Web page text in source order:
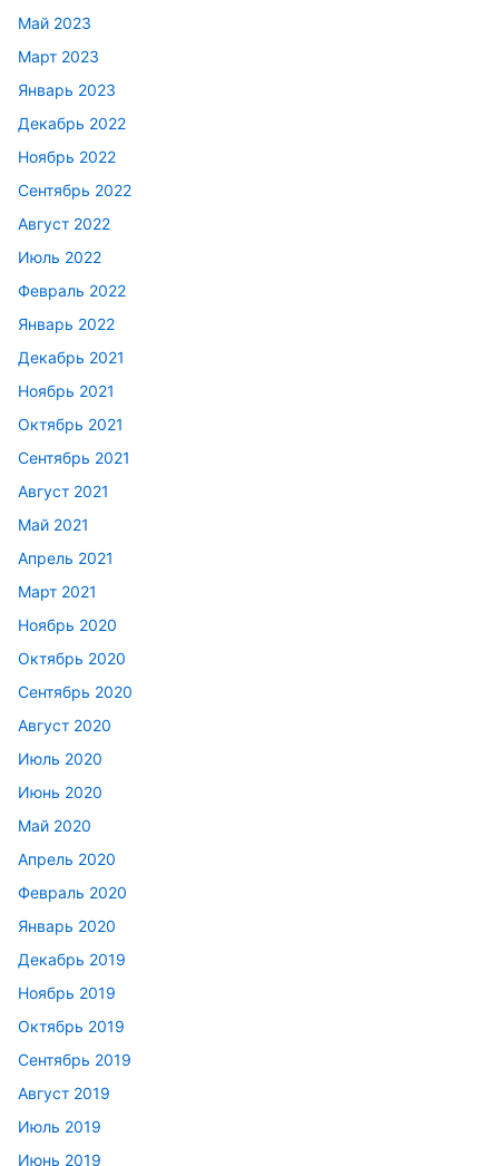
Май 2023
Март 2023
Январь 2023
Декабрь 2022
Ноябрь 2022
Сентябрь 2022
Август 2022
Июль 2022
Февраль 2022
Январь 2022
Декабрь 2021
Ноябрь 2021
Октябрь 2021
Сентябрь 2021
Август 2021
Май 2021
Апрель 2021
Март 2021
Ноябрь 2020
Октябрь 2020
Сентябрь 2020
Август 2020
Июль 2020
Июнь 2020
Май 2020
Апрель 2020
Февраль 2020
Январь 2020
Декабрь 2019
Ноябрь 2019
Октябрь 2019
Сентябрь 2019
Август 2019
Июль 2019
Июнь 2019